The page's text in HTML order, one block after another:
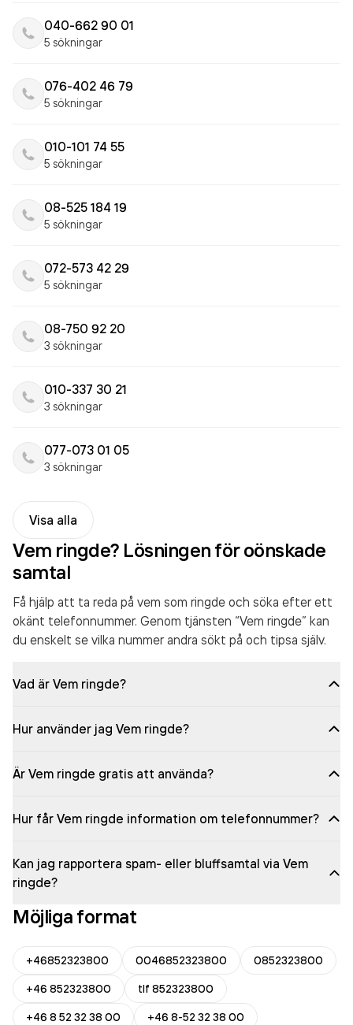
040-662 90 01
5 sökningar
076-402 46 79
5 sökningar
010-101 74 55
5 sökningar
08-525 184 19
5 sökningar
072-573 42 29
5 sökningar
08-750 92 20
3 sökningar
010-337 30 21
3 sökningar
077-073 01 05
3 sökningar
Visa alla
Vem ringde? Lösningen för oönskade
samtal
Få hjälp att ta reda på vem som ringde och söka efter ett
okänt telefonnummer. Genom tjänsten “Vem ringde” kan
du enskelt se vilka nummer andra sökt på och tipsa själv.
Vad är Vem ringde?
Hur använder jag Vem ringde?
Är Vem ringde gratis att använda?
Hur får Vem ringde information om telefonnummer?
Kan jag rapportera spam- eller bluffsamtal via Vem
ringde?
Möjliga format
+46852323800 0046852323800
0852323800
+46 852323800
tlf 852323800
+46 8 52 32 38 00
+46 8-52 32 38 00